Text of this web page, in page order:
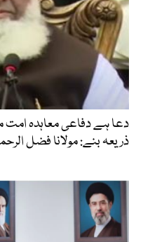
دعا ہے دفاعی معاہدہ امت
ذریعہ بنے: مولانا فضل